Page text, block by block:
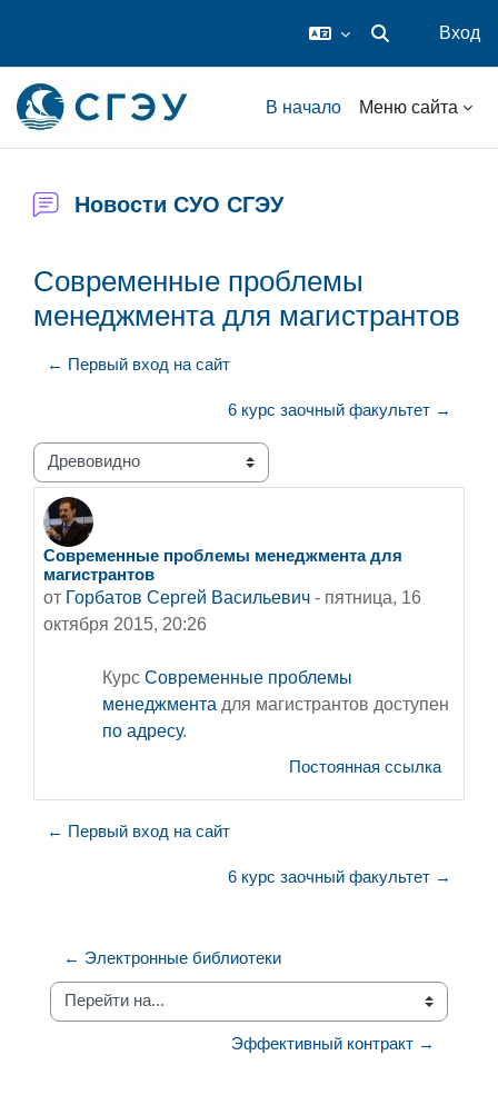
Изменить
Вход
В начало Меню сайта
Новости СУО СГЭУ
Современные проблемы
менеджмента для магистрантов
← Первый вход на сайт
6 курс заочный факультет →
Режим отображения
Современные проблемы менеджмента для
магистрантов
от Горбатов Сергей Васильевич - пятница, 16
октября 2015, 20:26
Количество ответов: 0
Курс Современные проблемы
менеджмента для магистрантов доступен
по адресу.
Постоянная ссылка
← Первый вход на сайт
6 курс заочный факультет →
← Электронные библиотеки
Перейти на...
Эффективный контракт →